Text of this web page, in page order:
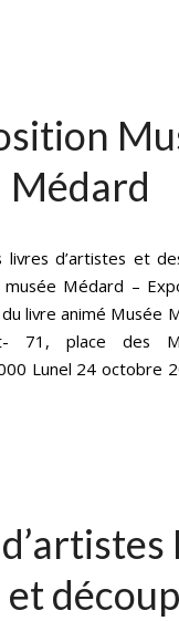
Médard
livres d’artistes et
Médard –
livre animé Musée
71, place des
Lunel 24 octobre
et